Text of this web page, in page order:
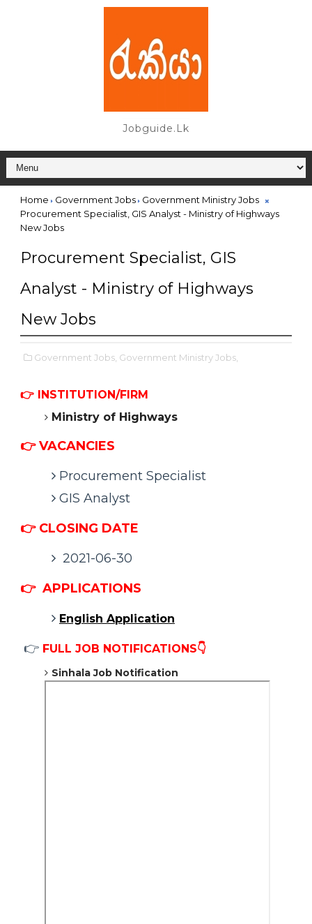
Jobguide.lk
Home Government Jobs
Government Ministry Jobs
Procurement Specialist, GIS Analyst - Ministry of Highways
New Jobs
Procurement Specialist, GIS
Analyst - Ministry of Highways
New Jobs
Government Jobs, Government Ministry Jobs,
👉 INSTITUTION/FIRM
Ministry of Highways
👉 VACANCIES
Procurement Specialist
GIS Analyst
👉 CLOSING DATE
2021-06-30
👉 APPLICATIONS
English Application
👉 FULL JOB NOTIFICATIONS👇
Sinhala Job Notification